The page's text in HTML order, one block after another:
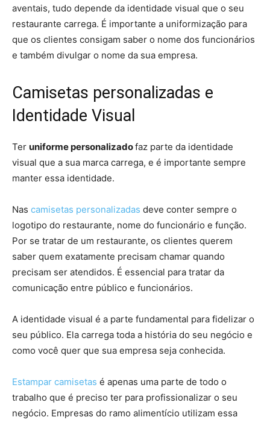
aventais, tudo depende da identidade visual que o seu
restaurante carrega. É importante a uniformização para
que os clientes consigam saber o nome dos funcionários
e também divulgar o nome da sua empresa.
Camisetas personalizadas e
Identidade Visual
Ter uniforme personalizadofaz parte da identidade
visual que a sua marca carrega, e é importante sempre
manter essa identidade.
Nas camisetas personalizadas deve conter sempre o
logotipo do restaurante, nome do funcionário e função.
Por se tratar de um restaurante, os clientes querem
saber quem exatamente precisam chamar quando
precisam ser atendidos. É essencial para tratar da
comunicação entre público e funcionários.
A identidade visual é a parte fundamental para fidelizar o
seu público. Ela carrega toda a história do seu negócio e
como você quer que sua empresa seja conhecida.
Estampar camisetas é apenas uma parte de todo o
trabalho que é preciso ter para profissionalizar o seu
negócio. Empresas do ramo alimentício utilizam essa